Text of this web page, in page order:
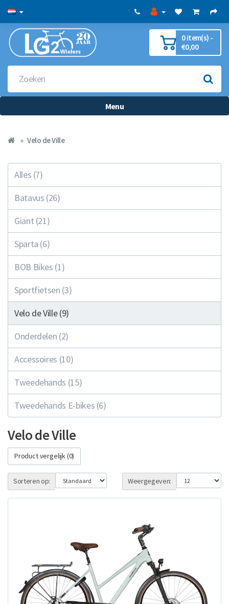
0 item(s) -
€0,00
Menu
Velo de Ville
Alles (7)
Batavus (26)
Giant (21)
Sparta (6)
BOB Bikes (1)
Sportfietsen (3)
Velo de Ville (9)
Onderdelen (2)
Accessoires (10)
Tweedehands (15)
Tweedehands E-bikes (6)
Velo de Ville
Product vergelijk (0)
Sorteren op: Weergegeven: